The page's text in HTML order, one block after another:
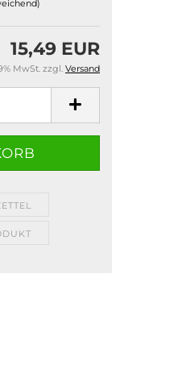
15,49 EUR
MwSt. zzgl. Versand